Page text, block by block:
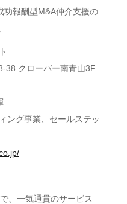
功報酬型M&A仲介支援の
クローバー南青山3F
ング事業、セールステッ
、一気通貫のサービス